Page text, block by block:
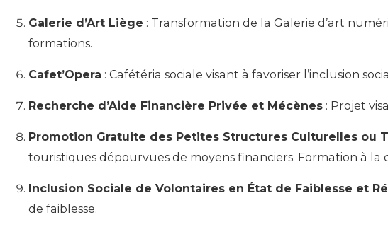
Galerie d’Art Liège : Transformation de la Galerie d’art
formations.
Cafet’Opera : Cafétéria sociale visant à favoriser l’inclusion
Recherche d’Aide Financière Privée et Mécènes : Projet
Promotion Gratuite des Petites Structures Culturelles ou
touristiques dépourvues de moyens financiers. Formation à
Inclusion Sociale de Volontaires en État de Faiblesse et
de faiblesse.